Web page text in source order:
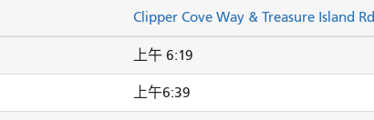
Clipper Cove Way & Treasure Island Rd
上午 6:19
上午6:39